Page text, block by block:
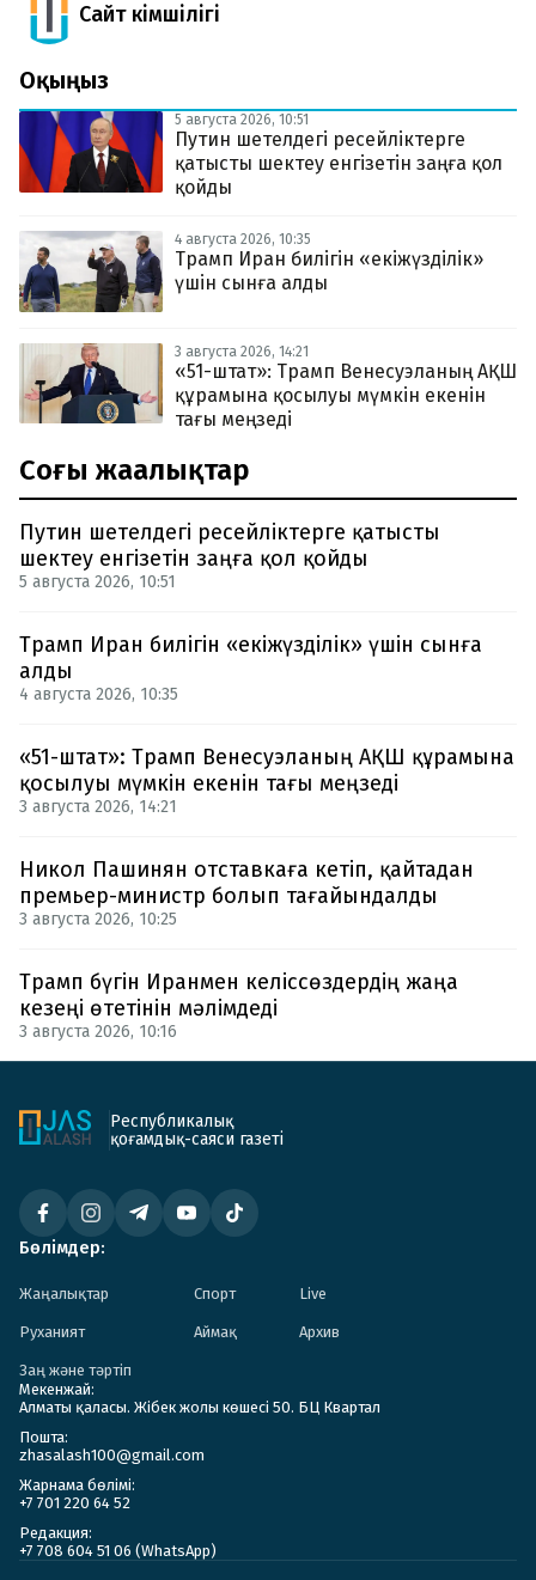
Сайт Әкімшілігі
Оқыңыз
5 августа 2026, 10:51
Путин шетелдегі ресейліктерге
қатысты шектеу енгізетін заңға қол
қойды
4 августа 2026, 10:35
Трамп Иран билігін «екіжүзділік»
үшін сынға алды
3 августа 2026, 14:21
«51-штат»: Трамп Венесуэланың АҚШ
құрамына қосылуы мүмкін екенін
тағы меңзеді
Соңғы жаңалықтар
Путин шетелдегі ресейліктерге қатысты
шектеу енгізетін заңға қол қойды
5 августа 2026, 10:51
Трамп Иран билігін «екіжүзділік» үшін сынға
алды
4 августа 2026, 10:35
«51-штат»: Трамп Венесуэланың АҚШ құрамына
қосылуы мүмкін екенін тағы меңзеді
3 августа 2026, 14:21
Никол Пашинян отставкаға кетіп, қайтадан
премьер-министр болып тағайындалды
3 августа 2026, 10:25
Трамп бүгін Иранмен келіссөздердің жаңа
кезеңі өтетінін мәлімдеді
3 августа 2026, 10:16
Республикалық
қоғамдық-саяси газеті
Бөлімдер:
Жаңалықтар Спорт Live
Руханият Аймақ Архив
Заң және тәртіп
Мекенжай:
Алматы қаласы. Жібек жолы көшесі 50. БЦ Квартал
Пошта:
zhasalash100@gmail.com
Жарнама бөлімі:
+7 701 220 64 52
Редакция:
+7 708 604 51 06 (WhatsApp)